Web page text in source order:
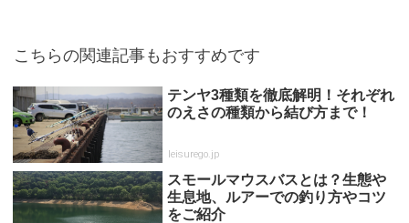
こちらの関連記事もおすすめです
テンヤ3種類を徹底解明！それぞれ
のえさの種類から結び方まで！
leisurego.jp
スモールマウスバスとは？生態や
生息地、ルアーでの釣り方やコツ
をご紹介